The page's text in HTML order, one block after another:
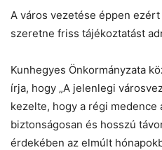
A város vezetése éppen
szeretne friss tájékoztatást
Kunhegyes Önkormányzata
írja, hogy „A jelenlegi
kezelte, hogy a régi medence
biztonságosan és hosszú
érdekében az elmúlt